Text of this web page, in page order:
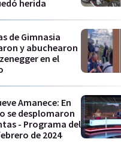
herida
de Gimnasia
y abuchearon
en el
Amanece: En
se desplomaron
- Programa del
de 2024